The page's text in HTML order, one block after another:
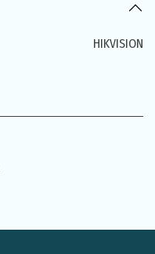
HIKVISION